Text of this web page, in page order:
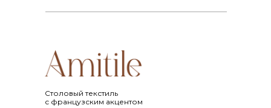
Cтоловый текстиль
с французским акцентом